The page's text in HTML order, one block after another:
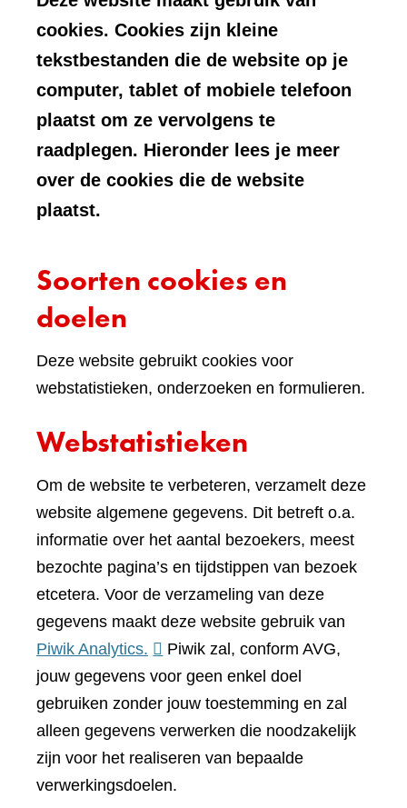
cookies. Cookies zijn kleine
tekstbestanden die de website op je
computer, tablet of mobiele telefoon
plaatst om ze vervolgens te
raadplegen. Hieronder lees je meer
over de cookies die de website
plaatst.
Soorten cookies en
doelen
Deze website gebruikt cookies voor
webstatistieken, onderzoeken en formulieren.
Webstatistieken
Om de website te verbeteren, verzamelt deze
website algemene gegevens. Dit betreft o.a.
informatie over het aantal bezoekers, meest
bezochte pagina’s en tijdstippen van bezoek
etcetera. Voor de verzameling van deze
gegevens maakt deze website gebruik van
Piwik Analytics. (verwijst
naar
een
andere
website)
Piwik zal, conform AVG,
jouw gegevens voor geen enkel doel
gebruiken zonder jouw toestemming en zal
alleen gegevens verwerken die noodzakelijk
zijn voor het realiseren van bepaalde
verwerkingsdoelen.